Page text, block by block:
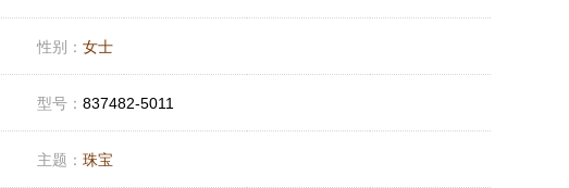
性别： 女士
型号： 837482-5011
主题： 珠宝